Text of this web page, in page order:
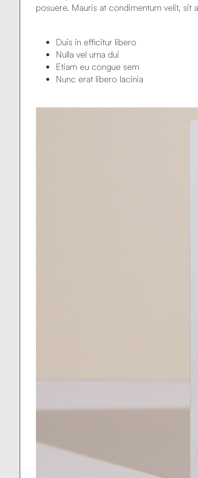
posuere. Mauris at condimentum velit, sit
Duis in efficitur libero
Nulla vel urna dui
Etiam eu congue sem
Nunc erat libero lacinia